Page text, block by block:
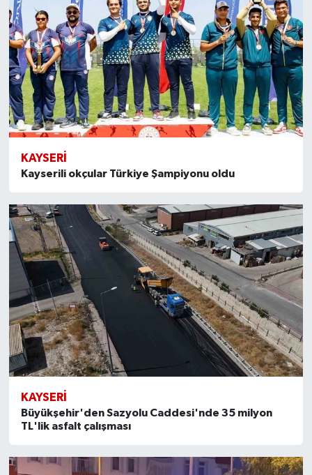
KAYSERI
Kayserili okçular Türkiye Şampiyonu oldu
KAYSERI
Büyükşehir'den Sazyolu Caddesi'nde 35 milyon
TL'lik asfalt çalışması